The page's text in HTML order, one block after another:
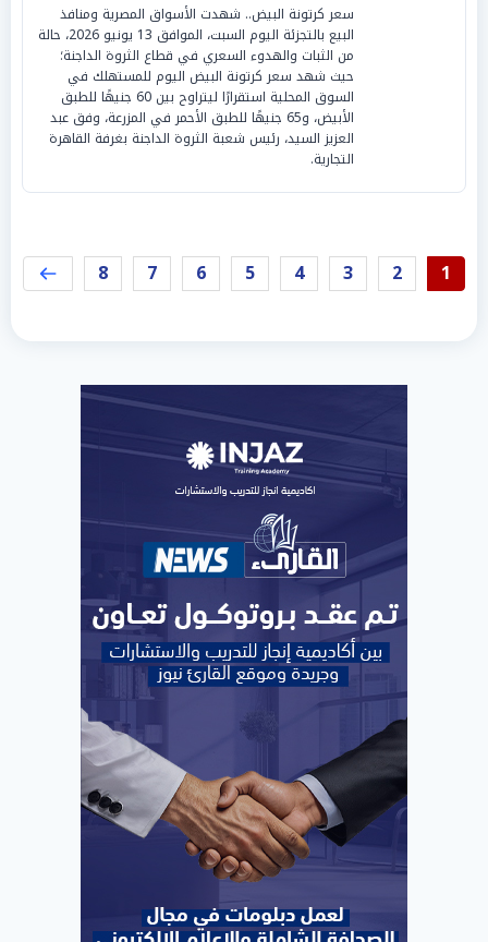
سعر كرتونة البيض.. شهدت الأسواق المصرية ومنافذ
البيع بالتجزئة اليوم السبت، الموافق 13 يونيو 2026، حالة
من الثبات والهدوء السعري في قطاع الثروة الداجنة؛
حيث شهد سعر كرتونة البيض اليوم للمستهلك في
السوق المحلية استقرارًا ليتراوح بين 60 جنيهًا للطبق
الأبيض، و65 جنيهًا للطبق الأحمر في المزرعة، وفق عبد
العزيز السيد، رئيس شعبة الثروة الداجنة بغرفة القاهرة
التجارية.
1
2
3
4
5
6
7
8